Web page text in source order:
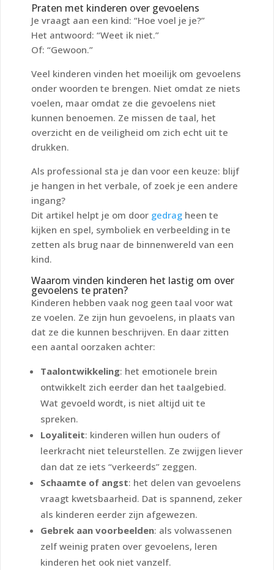
Praten met kinderen over gevoelens
Je vraagt aan een kind: “Hoe voel je je?”
Het antwoord: “Weet ik niet.”
Of: “Gewoon.”
Veel kinderen vinden het moeilijk om gevoelens
onder woorden te brengen. Niet omdat ze niets
voelen, maar omdat ze die gevoelens niet
kunnen benoemen. Ze missen de taal, het
overzicht en de veiligheid om zich echt uit te
drukken.
Als professional sta je dan voor een keuze: blijf
je hangen in het verbale, of zoek je een andere
ingang?
Dit artikel helpt je om door gedrag heen te
kijken en spel, symboliek en verbeelding in te
zetten als brug naar de binnenwereld van een
kind.
Waarom vinden kinderen het lastig om over
gevoelens te praten?
Kinderen hebben vaak nog geen taal voor wat
ze voelen. Ze zijn hun gevoelens, in plaats van
dat ze die kunnen beschrijven. En daar zitten
een aantal oorzaken achter:
Taalontwikkeling: het emotionele brein
ontwikkelt zich eerder dan het taalgebied.
Wat gevoeld wordt, is niet altijd uit te
spreken.
Loyaliteit: kinderen willen hun ouders of
leerkracht niet teleurstellen. Ze zwijgen liever
dan dat ze iets “verkeerds” zeggen.
Schaamte of angst: het delen van gevoelens
vraagt kwetsbaarheid. Dat is spannend, zeker
als kinderen eerder zijn afgewezen.
Gebrek aan voorbeelden: als volwassenen
zelf weinig praten over gevoelens, leren
kinderen het ook niet vanzelf.